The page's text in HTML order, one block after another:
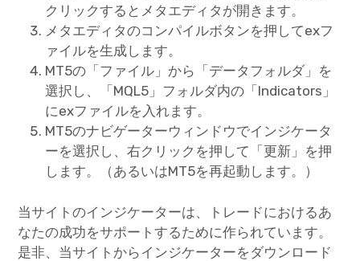
クリックするとメタエディタが開きます。
メタエディタのコンパイルボタンを押してexフ
ァイルを生成します。
MT5の「ファイル」から「データフォルダ」を
選択し、「MQL5」フォルダ内の「Indicators」
にexファイルを入れます。
MT5のナビゲーターウィンドウでインジケータ
ーを選択し、右クリックを押して「更新」を押
します。（あるいはMT5を再起動します。）
当サイトのインジケーターは、トレードにおけるあ
なたの成功をサポートするために作られています。
是非、当サイトからインジケーターをダウンロード